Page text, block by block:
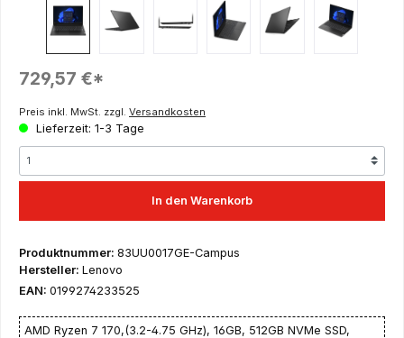
Regulärer Preis:
729,57 €*
Preis inkl. MwSt. zzgl. Versandkosten
Lieferzeit: 1-3 Tage
In den Warenkorb
Produktnummer: 83UU0017GE-Campus
Hersteller: Lenovo
EAN: 0199274233525
AMD Ryzen 7 170,(3.2-4.75 GHz), 16GB, 512GB NVMe SSD,